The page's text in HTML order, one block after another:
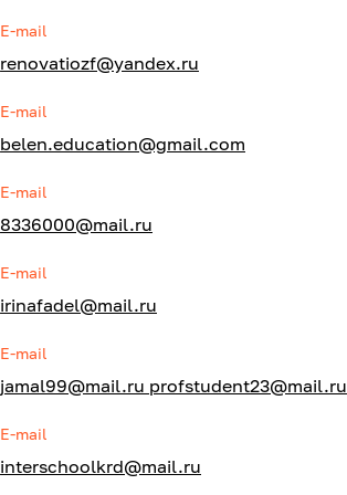
E-mail
renovatiozf@yandex.ru
E-mail
belen.education@gmail.com
E-mail
8336000@mail.ru
E-mail
irinafadel@mail.ru
E-mail
jamal99@mail.ru profstudent23@mail.ru
E-mail
interschoolkrd@mail.ru